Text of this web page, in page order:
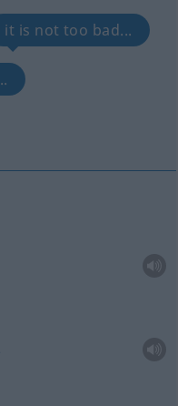
it is not too bad...